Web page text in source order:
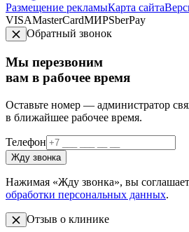
Размещение рекламыКарта сайта
VISAMasterCardМИРSberPay
Обратный звонок
Мы перезвоним
вам в рабочее время
Оставьте номер — администратор
в ближайшее рабочее время.
Телефон
Жду звонка
Нажимая «Жду звонка», вы
обработки персональных данных.
Отзыв о клинике